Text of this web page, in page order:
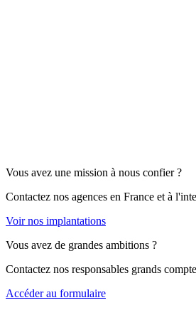
Vous avez une mission à nous confier ?
Contactez nos agences en France et à
Voir nos implantations
Vous avez de grandes ambitions ?
Contactez nos responsables grands
Accéder au formulaire